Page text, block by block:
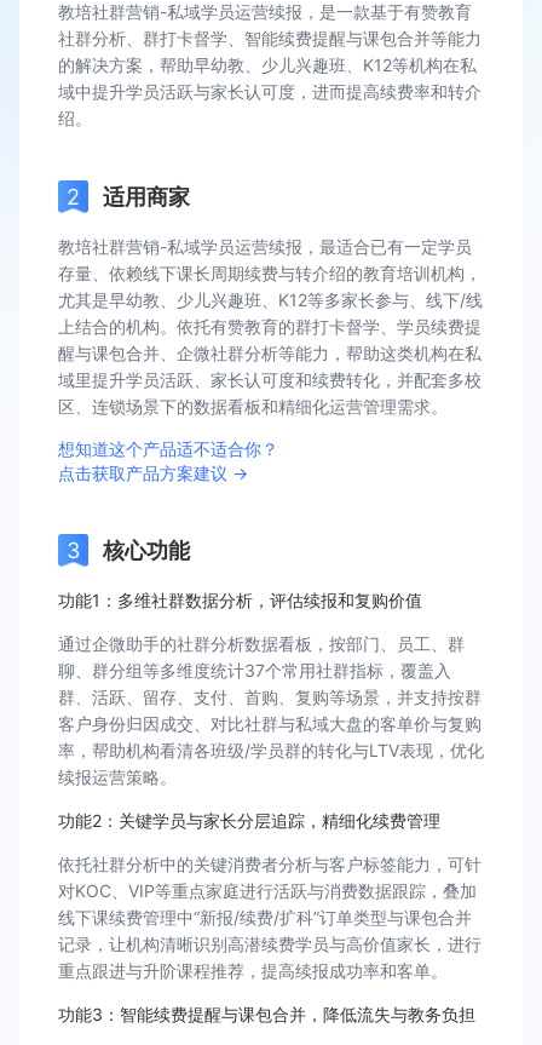
教培社群营销-私域学员运营续报，是一款基于有赞教育
社群分析、群打卡督学、智能续费提醒与课包合并等能力
的解决方案，帮助早幼教、少儿兴趣班、K12等机构在私
域中提升学员活跃与家长认可度，进而提高续费率和转介
绍。
适用商家
教培社群营销-私域学员运营续报，最适合已有一定学员
存量、依赖线下课长周期续费与转介绍的教育培训机构，
尤其是早幼教、少儿兴趣班、K12等多家长参与、线下/线
上结合的机构。依托有赞教育的群打卡督学、学员续费提
醒与课包合并、企微社群分析等能力，帮助这类机构在私
域里提升学员活跃、家长认可度和续费转化，并配套多校
区、连锁场景下的数据看板和精细化运营管理需求。
想知道这个产品适不适合你？
点击获取产品方案建议 →
核心功能
功能1：多维社群数据分析，评估续报和复购价值
通过企微助手的社群分析数据看板，按部门、员工、群
聊、群分组等多维度统计37个常用社群指标，覆盖入
群、活跃、留存、支付、首购、复购等场景，并支持按群
客户身份归因成交、对比社群与私域大盘的客单价与复购
率，帮助机构看清各班级/学员群的转化与LTV表现，优化
续报运营策略。
功能2：关键学员与家长分层追踪，精细化续费管理
依托社群分析中的关键消费者分析与客户标签能力，可针
对KOC、VIP等重点家庭进行活跃与消费数据跟踪，叠加
线下课续费管理中“新报/续费/扩科”订单类型与课包合并
记录，让机构清晰识别高潜续费学员与高价值家长，进行
重点跟进与升阶课程推荐，提高续报成功率和客单。
功能3：智能续费提醒与课包合并，降低流失与教务负担